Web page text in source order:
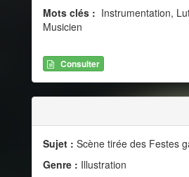
Mots clés : Instrumentation,
Musicien
Consulter
Sujet : Scène tirée des Festes
Genre : Illustration